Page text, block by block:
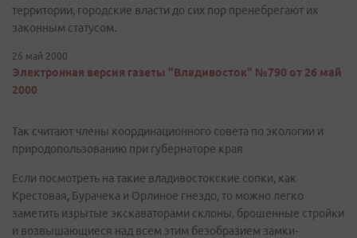
территории, городские власти до сих пор пренебрегают их
законным статусом.
26 май 2000
Электронная версия газеты "Владивосток" №790 от 26 май
2000
Так считают члены координационного совета по экологии и
природопользованию при губернаторе края
Если посмотреть на такие владивостокские сопки, как
Крестовая, Бурачека и Орлиное гнездо, то можно легко
заметить изрытые экскаваторами склоны, брошенные стройки
и возвышающиеся над всем этим безобразием замки-